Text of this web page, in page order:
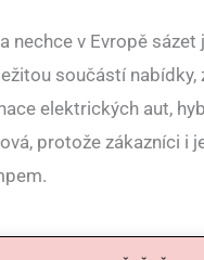
nechce v Evropě
součástí
elektrických aut,
protože zákazníci i